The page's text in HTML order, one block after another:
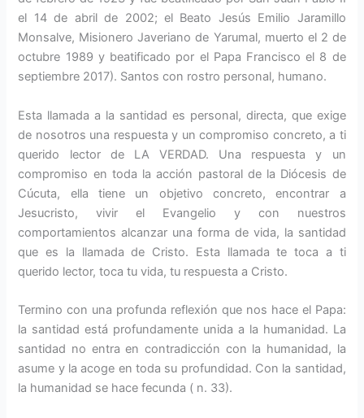
el 14 de abril de 2002; el Beato Jesús Emilio Jaramillo
Monsalve, Misionero Javeriano de Yarumal, muerto el 2 de
octubre 1989 y beatificado por el Papa Francisco el 8 de
septiembre 2017). Santos con rostro personal, humano.
Esta llamada a la santidad es personal, directa, que exige
de nosotros una respuesta y un compromiso concreto, a ti
querido lector de LA VERDAD. Una respuesta y un
compromiso en toda la acción pastoral de la Diócesis de
Cúcuta, ella tiene un objetivo concreto, encontrar a
Jesucristo, vivir el Evangelio y con nuestros
comportamientos alcanzar una forma de vida, la santidad
que es la llamada de Cristo. Esta llamada te toca a ti
querido lector, toca tu vida, tu respuesta a Cristo.
Termino con una profunda reflexión que nos hace el Papa:
la santidad está profundamente unida a la humanidad. La
santidad no entra en contradicción con la humanidad, la
asume y la acoge en toda su profundidad. Con la santidad,
la humanidad se hace fecunda ( n. 33).